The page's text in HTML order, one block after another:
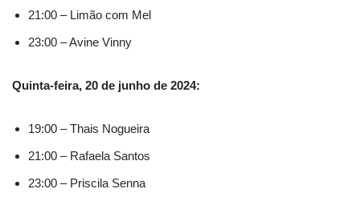
21:00 – Limão com Mel
23:00 – Avine Vinny
Quinta-feira, 20 de junho de 2024:
19:00 – Thais Nogueira
21:00 – Rafaela Santos
23:00 – Priscila Senna